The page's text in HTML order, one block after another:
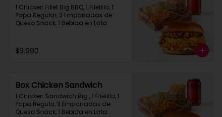
1 Chicken Fillet Big BBQ, 1 Filetillo, 1
Papa Regular, 3 Empanadas de
Queso Snack, 1 Bebida en Lata
$9.990
Box Chicken Sandwich
1 Chicken Sandwich Big , 1 Filetillo, 1
Papa Regula, 3 Empanadas de
Queso Snack, 1 Bebida en Lata